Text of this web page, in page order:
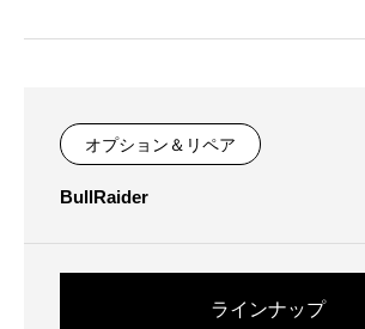
オプション＆リペア
BullRaider
ラインナップ